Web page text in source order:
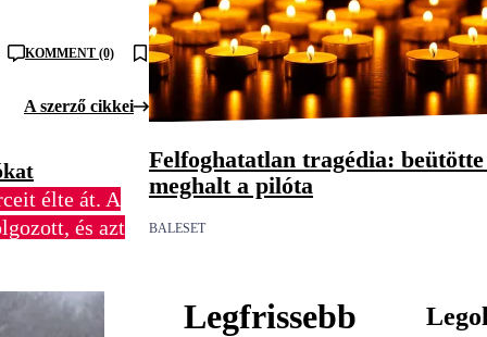
KOMMENT (0)
A szerző cikkei
élte át. A
és azt
Felfoghatatlan tragédia:
meghalt a pilóta
BALESET
Legfrissebb